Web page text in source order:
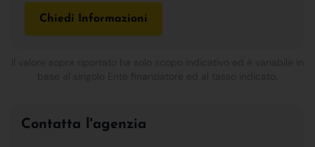
Chiedi Informazioni
Contatta l'agenzia